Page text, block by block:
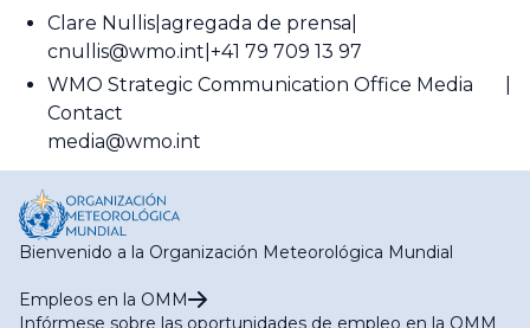
Clare Nullis agregada de prensa
cnullis@wmo.int +41 79 709 13 97
WMO Strategic Communication Office Media
Contact
media@wmo.int
Bienvenido a la Organización Meteorológica Mundial
Empleos en la OMM
Infórmese sobre las oportunidades de empleo en la OMM